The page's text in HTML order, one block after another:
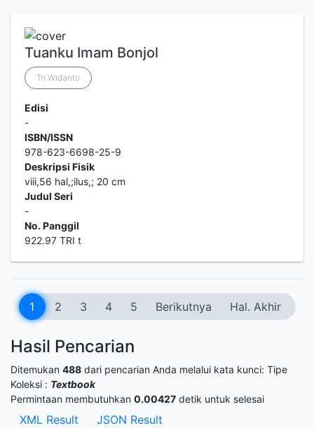
Tuanku Imam Bonjol
Tri Widanto
Edisi
-
ISBN/ISSN
978-623-6698-25-9
Deskripsi Fisik
viii,56 hal,;ilus,; 20 cm
Judul Seri
-
No. Panggil
922.97 TRI t
1 2 3 4 5 Berikutnya Hal. Akhir
Hasil Pencarian
Ditemukan 488 dari pencarian Anda melalui kata kunci: Tipe
Koleksi : Textbook
Permintaan membutuhkan 0.00427 detik untuk selesai
XML Result JSON Result